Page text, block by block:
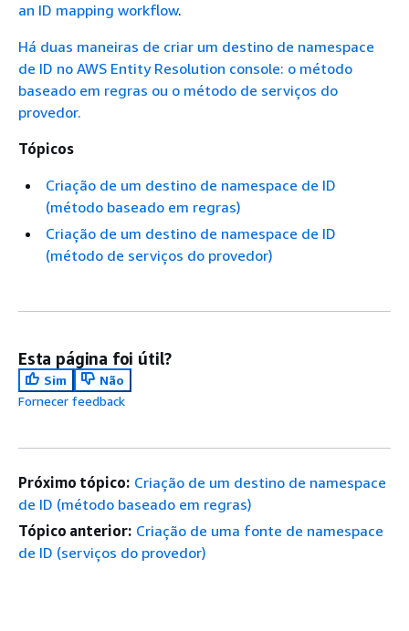
an ID mapping workflow.
Há duas maneiras de criar um destino de namespace
de ID no AWS Entity Resolution console: o método
baseado em regras ou o método de serviços do
provedor.
Tópicos
Criação de um destino de namespace de ID
(método baseado em regras)
Criação de um destino de namespace de ID
(método de serviços do provedor)
Esta página foi útil?
Sim
Não
Fornecer feedback
Próximo tópico: Criação de um destino de namespace
de ID (método baseado em regras)
Tópico anterior: Criação de uma fonte de namespace
de ID (serviços do provedor)